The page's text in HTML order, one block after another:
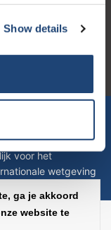
Show details
of informatie en
het product kan en
voor het
wetgeving
reserved - Theme by
ga je akkoord
website te